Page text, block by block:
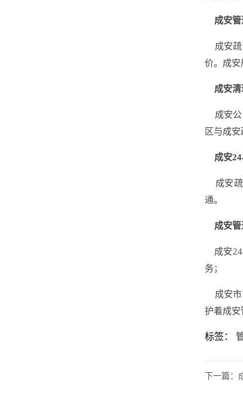
成安管
成安疏
价。成安
成安清
成安公
区与成
成安24
成安疏
通。
成安管
成安24
务；
成安
护着成安
标签：
下一篇：